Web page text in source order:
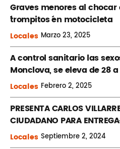
Graves menores al
´trompitos ´en motocicleta
Locales Marzo23, 2025
A control sanitario las
Monclova, se eleva de 28
Locales Febrero2, 2025
PRESENTA CARLOS
CIUDADANO PARA
Locales Septiembre2, 2024